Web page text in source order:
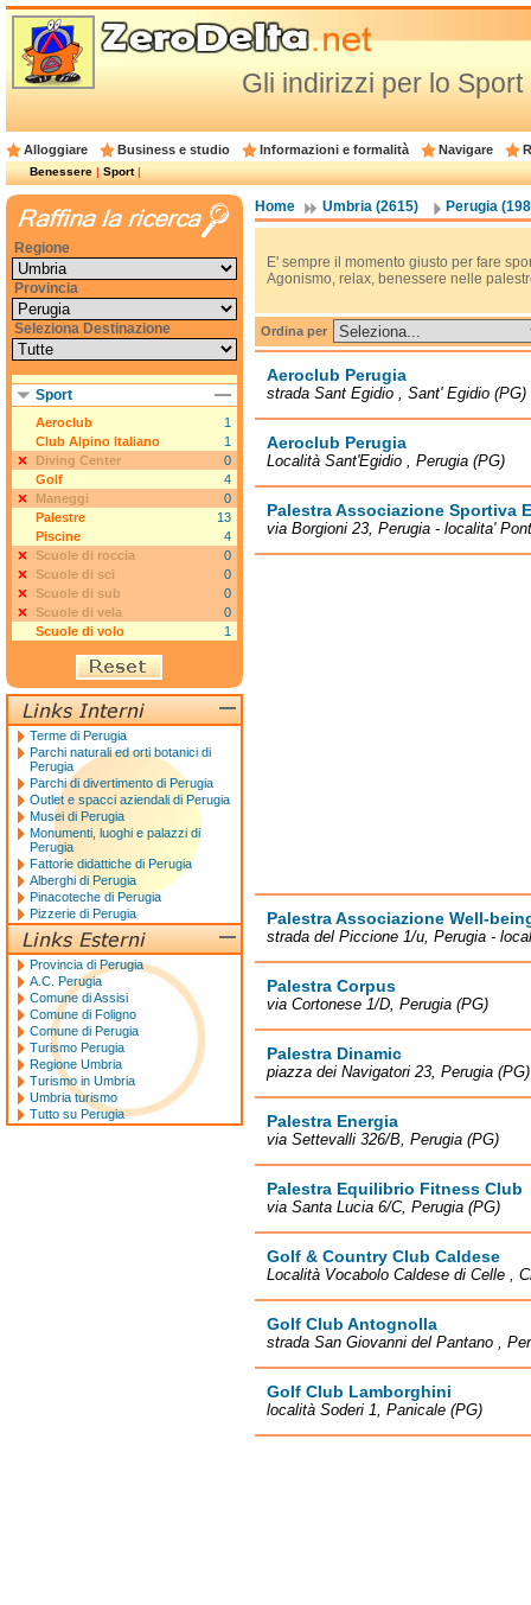
Gli indirizzi per lo
Alloggiare Business e studio Informazioni e formalità Navigare
Benessere|Sport|
Home Umbria (2615) Perugia
E' sempre il momento giusto per fare
Agonismo, relax, benessere nelle
Ordina per
Aeroclub Perugia
strada Sant Egidio , Sant' Egidio (PG)
Aeroclub Perugia
Località Sant'Egidio , Perugia (PG)
Palestra Associazione Sportiva
via Borgioni 23, Perugia - localita'
Palestra Associazione Well-
strada del Piccione 1/u, Perugia -
Palestra Corpus
via Cortonese 1/D, Perugia (PG)
Palestra Dinamic
piazza dei Navigatori 23, Perugia (PG)
Palestra Energia
via Settevalli 326/B, Perugia (PG)
Palestra Equilibrio Fitness Club
via Santa Lucia 6/C, Perugia (PG)
Golf & Country Club Caldese
Località Vocabolo Caldese di Celle ,
Golf Club Antognolla
strada San Giovanni del Pantano ,
Golf Club Lamborghini
località Soderi 1, Panicale (PG)
Regione
Provincia
Seleziona Destinazione
Sport
Aeroclub
1
Club Alpino Italiano
1
Diving Center
0
Golf
4
Maneggi
0
Palestre
13
Piscine
4
Scuole di roccia
0
Scuole di sci
0
Scuole di sub
0
Scuole di vela
0
Scuole di volo
1
Terme di Perugia
Parchi naturali ed orti botanici di
Perugia
Parchi di divertimento di Perugia
Outlet e spacci aziendali di Perugia
Musei di Perugia
Monumenti, luoghi e palazzi di
Perugia
Fattorie didattiche di Perugia
Alberghi di Perugia
Pinacoteche di Perugia
Pizzerie di Perugia
Provincia di Perugia
A.C. Perugia
Comune di Assisi
Comune di Foligno
Comune di Perugia
Turismo Perugia
Regione Umbria
Turismo in Umbria
Umbria turismo
Tutto su Perugia